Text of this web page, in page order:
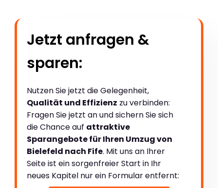
Jetzt anfragen &
sparen:
Nutzen Sie jetzt die Gelegenheit,
Qualität und Effizienz zu verbinden:
Fragen Sie jetzt an und sichern Sie sich
die Chance auf attraktive
Sparangebote für Ihren Umzug von
Bielefeld nach Fife. Mit uns an Ihrer
Seite ist ein sorgenfreier Start in Ihr
neues Kapitel nur ein Formular entfernt: